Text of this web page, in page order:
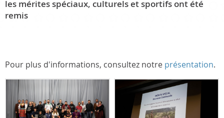
les mérites spéciaux, culturels et sportifs ont été
remis
Pour plus d'informations, consultez notre présentation.